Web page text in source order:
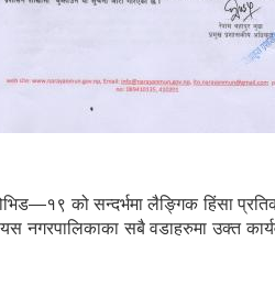
को सन्दर्भमा लैङ्गिक हिंसा
नगरपालिकाका सबै वडाहरुमा उक्त